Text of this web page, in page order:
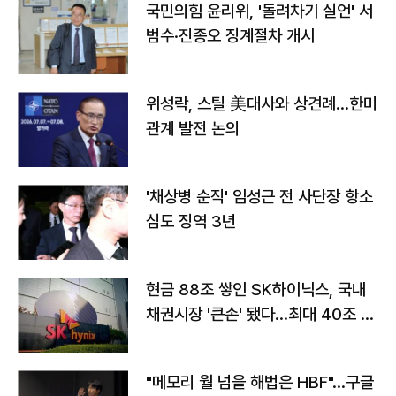
국민의힘 윤리위, '돌려차기 실언' 서
범수·진종오 징계절차 개시
위성락, 스틸 美대사와 상견례…한미
관계 발전 논의
'채상병 순직' 임성근 전 사단장 항소
심도 징역 3년
현금 88조 쌓인 SK하이닉스, 국내
채권시장 '큰손' 됐다…최대 40조 투
"메모리 월 넘을 해법은 HBF"…구글